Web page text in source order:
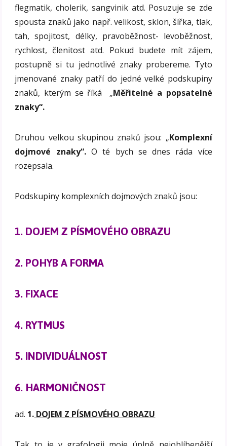
flegmatik, cholerik, sangvinik atd. Posuzuje se zde
spousta znaků jako např. velikost, sklon, šířka, tlak,
tah, spojitost, délky, pravoběžnost- levoběžnost,
rychlost, členitost atd. Pokud budete mít zájem,
postupně si tu jednotlivé znaky probereme. Tyto
jmenované znaky patří do jedné velké podskupiny
znaků, kterým se říká „Měřitelné a popsatelné
znaky“.
Druhou velkou skupinou znaků jsou: „Komplexní
dojmové znaky“. O té bych se dnes ráda více
rozepsala.
Podskupiny komplexních dojmových znaků jsou:
1. DOJEM Z PÍSMOVÉHO OBRAZU
2. POHYB A FORMA
3. FIXACE
4. RYTMUS
5. INDIVIDUÁLNOST
6. HARMONIČNOST
ad. 1. DOJEM Z PÍSMOVÉHO OBRAZU